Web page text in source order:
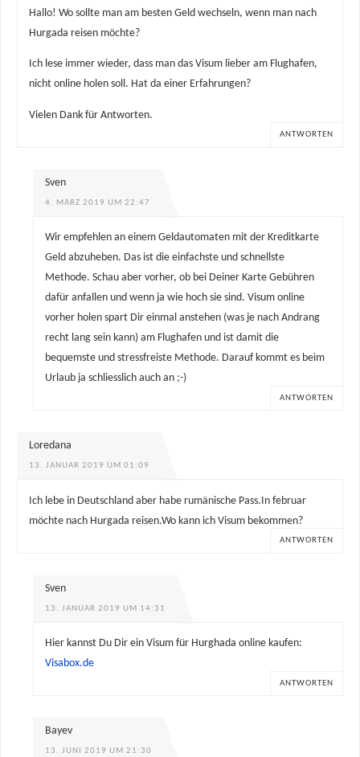
Hallo! Wo sollte man am besten Geld wechseln, wenn man nach
Hurgada reisen möchte?
Ich lese immer wieder, dass man das Visum lieber am Flughafen,
nicht online holen soll. Hat da einer Erfahrungen?
Vielen Dank für Antworten.
ANTWORTEN
Sven
4. MÄRZ 2019 UM 22:47
Wir empfehlen an einem Geldautomaten mit der Kreditkarte
Geld abzuheben. Das ist die einfachste und schnellste
Methode. Schau aber vorher, ob bei Deiner Karte Gebühren
dafür anfallen und wenn ja wie hoch sie sind. Visum online
vorher holen spart Dir einmal anstehen (was je nach Andrang
recht lang sein kann) am Flughafen und ist damit die
bequemste und stressfreiste Methode. Darauf kommt es beim
Urlaub ja schliesslich auch an ;-)
ANTWORTEN
Loredana
13. JANUAR 2019 UM 01:09
Ich lebe in Deutschland aber habe rumänische Pass.In februar
möchte nach Hurgada reisen.Wo kann ich Visum bekommen?
ANTWORTEN
Sven
13. JANUAR 2019 UM 14:31
Hier kannst Du Dir ein Visum für Hurghada online kaufen:
Visabox.de
ANTWORTEN
Bayev
13. JUNI 2019 UM 21:30